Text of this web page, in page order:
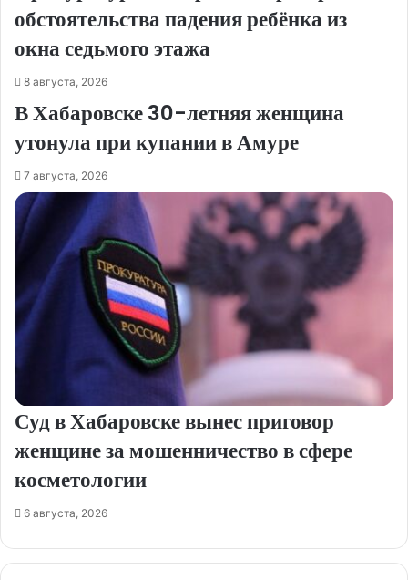
обстоятельства падения ребёнка из
окна седьмого этажа
8 августа, 2026
В Хабаровске 30-летняя женщина
утонула при купании в Амуре
7 августа, 2026
Суд в Хабаровске вынес приговор
женщине за мошенничество в сфере
косметологии
6 августа, 2026